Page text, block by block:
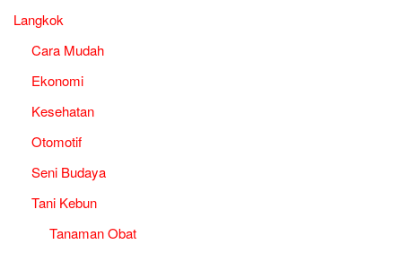
Langkok
Cara Mudah
Ekonomi
Kesehatan
Otomotif
Seni Budaya
Tani Kebun
Tanaman Obat